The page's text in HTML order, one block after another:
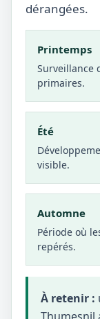
dérangées.
Printemps
Surveillance
primaires.
Été
visible.
Automne
Période où
repérés.
À retenir :